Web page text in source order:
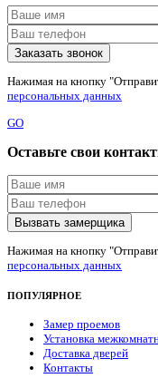
Нажимая на кнопку
персональных данных
GO
Оставьте свои
Нажимая на кнопку
персональных данных
ПОПУЛЯРНОЕ
Замер проемов
Установка
Доставка дверей
Контакты